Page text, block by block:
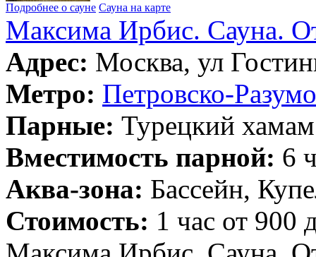
Подробнее о сауне Сауна на карте
Максима Ирбис. Сауна.
Адрес: Москва, ул
Метро: Петровско-
Парные: Турецкий хамам
Вместимость парной: 6
Аква-зона: Бассейн,
Стоимость: 1 час от 900